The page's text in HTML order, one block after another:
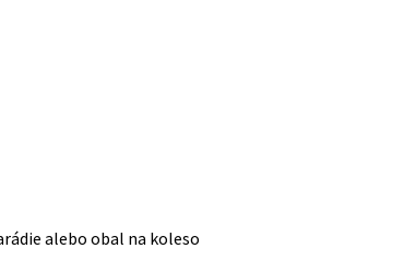
alebo obal na koleso